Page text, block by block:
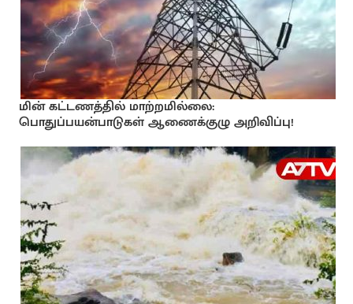
மின் கட்டணத்தில் மாற்றமில்லை:
பொதுப்பயன்பாடுகள் ஆணைக்குழு அறிவிப்பு!